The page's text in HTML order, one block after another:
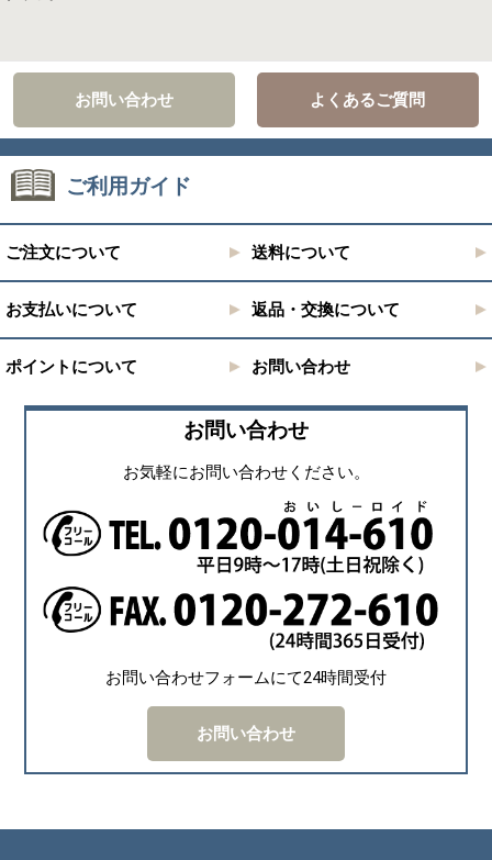
お問い合わせ よくあるご質問
ご利用ガイド
ご注文について 送料について
お支払いについて 返品・交換について
ポイントについて お問い合わせ
お問い合わせ
お気軽にお問い合わせください。
お問い合わせフォームにて24時間受付
お問い合わせ